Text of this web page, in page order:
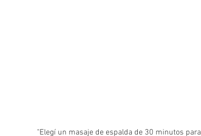
"Elegí un masaje de espalda de 30 minutos para